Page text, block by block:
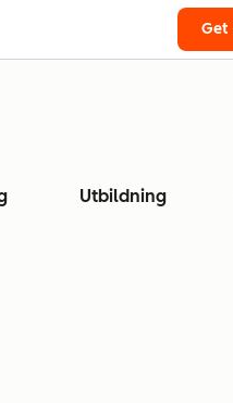
Get
Utbildning